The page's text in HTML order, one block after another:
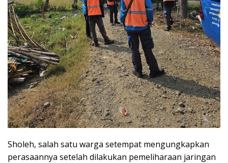
Sholeh, salah satu warga setempat mengungkapkan
perasaannya setelah dilakukan pemeliharaan jaringan